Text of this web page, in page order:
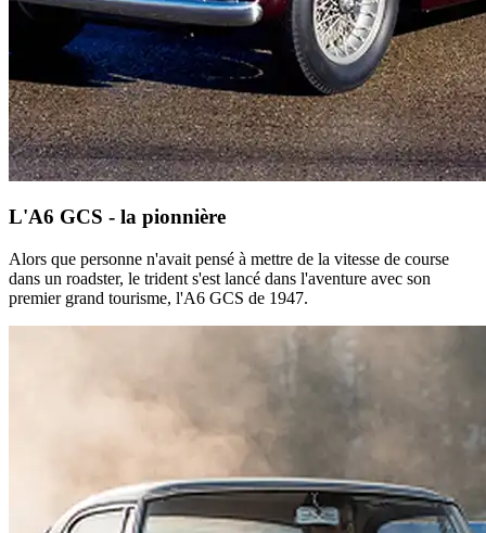
L'A6 GCS - la pionnière
Alors que personne n'avait pensé à mettre de la vitesse de course
dans un roadster, le trident s'est lancé dans l'aventure avec son
premier grand tourisme, l'A6 GCS de 1947.